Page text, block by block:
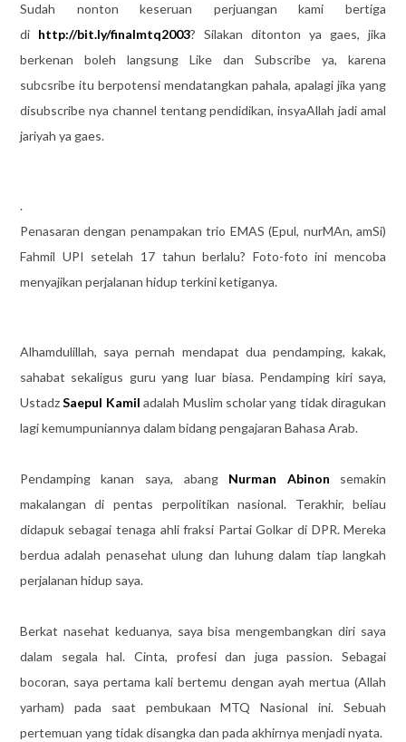
Sudah nonton keseruan perjuangan kami bertiga
di http://bit.ly/finalmtq2003? Silakan ditonton ya gaes, jika
berkenan boleh langsung Like dan Subscribe ya, karena
subcsribe itu berpotensi mendatangkan pahala, apalagi jika yang
disubscribe nya channel tentang pendidikan, insyaAllah jadi amal
jariyah ya gaes.
.
Penasaran dengan penampakan trio EMAS (Epul, nurMAn, amSi)
Fahmil UPI setelah 17 tahun berlalu? Foto-foto ini mencoba
menyajikan perjalanan hidup terkini ketiganya.
Alhamdulillah, saya pernah mendapat dua pendamping, kakak,
sahabat sekaligus guru yang luar biasa. Pendamping kiri saya,
UstadzSaepul Kamil adalah Muslim scholar yang tidak diragukan
lagi kemumpuniannya dalam bidang pengajaran Bahasa Arab.
Pendamping kanan saya, abang Nurman Abinon semakin
makalangan di pentas perpolitikan nasional. Terakhir, beliau
didapuk sebagai tenaga ahli fraksi Partai Golkar di DPR. Mereka
berdua adalah penasehat ulung dan luhung dalam tiap langkah
perjalanan hidup saya.
Berkat nasehat keduanya, saya bisa mengembangkan diri saya
dalam segala hal. Cinta, profesi dan juga passion. Sebagai
bocoran, saya pertama kali bertemu dengan ayah mertua (Allah
yarham) pada saat pembukaan MTQ Nasional ini. Sebuah
pertemuan yang tidak disangka dan pada akhirnya menjadi nyata.